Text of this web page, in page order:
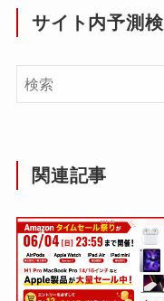
サイト内予測
関連記事